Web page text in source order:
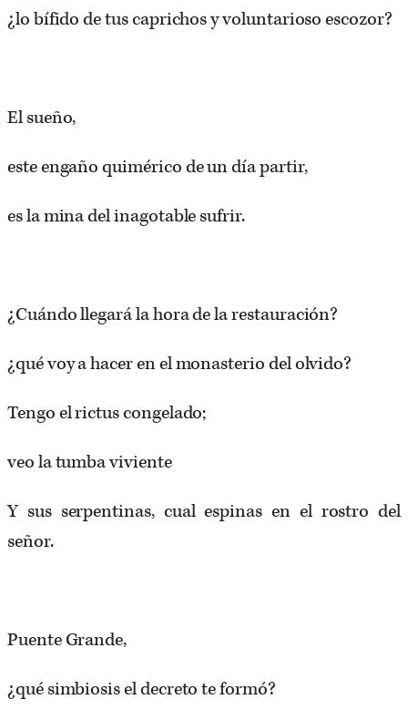
¿lo bífido de tus caprichos y voluntarioso escozor?
El sueño,
este engaño quimérico de un día partir,
es la mina del inagotable sufrir.
¿Cuándo llegará la hora de la restauración?
¿qué voy a hacer en el monasterio del olvido?
Tengo el rictus congelado;
veo la tumba viviente
Y sus serpentinas, cual espinas en el rostro del
señor.
Puente Grande,
¿qué simbiosis el decreto te formó?